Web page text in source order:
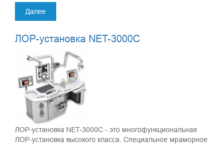
Далее
ЛОР-установка NET-3000C
ЛОР-установка NET-3000C - это многофункциональная
ЛОР-установка высокого класса. Специальное мраморное